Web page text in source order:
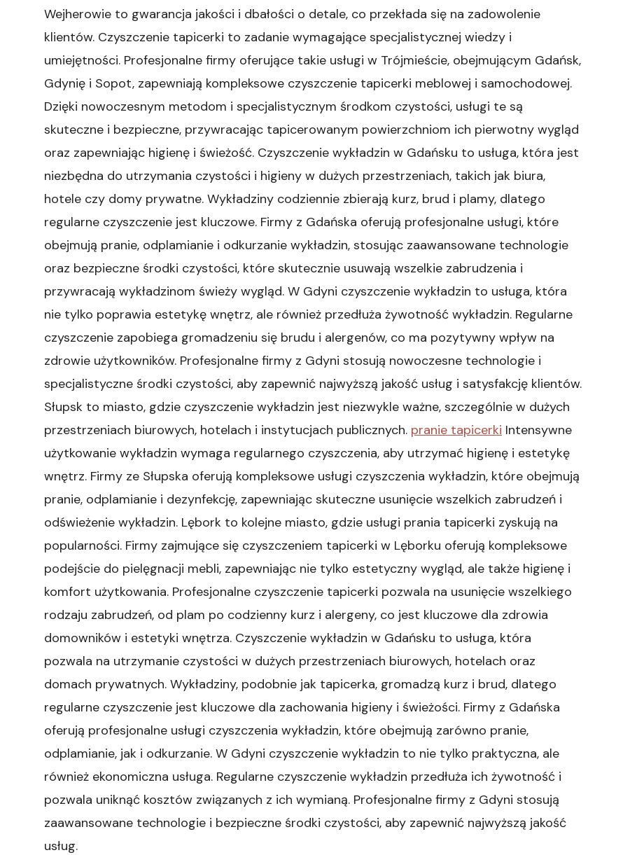
Wejherowie to gwarancja jakości i dbałości o detale, co przekłada się na zadowolenie
klientów. Czyszczenie tapicerki to zadanie wymagające specjalistycznej wiedzy i
umiejętności. Profesjonalne firmy oferujące takie usługi w Trójmieście, obejmującym Gdańsk,
Gdynię i Sopot, zapewniają kompleksowe czyszczenie tapicerki meblowej i samochodowej.
Dzięki nowoczesnym metodom i specjalistycznym środkom czystości, usługi te są
skuteczne i bezpieczne, przywracając tapicerowanym powierzchniom ich pierwotny wygląd
oraz zapewniając higienę i świeżość. Czyszczenie wykładzin w Gdańsku to usługa, która jest
niezbędna do utrzymania czystości i higieny w dużych przestrzeniach, takich jak biura,
hotele czy domy prywatne. Wykładziny codziennie zbierają kurz, brud i plamy, dlatego
regularne czyszczenie jest kluczowe. Firmy z Gdańska oferują profesjonalne usługi, które
obejmują pranie, odplamianie i odkurzanie wykładzin, stosując zaawansowane technologie
oraz bezpieczne środki czystości, które skutecznie usuwają wszelkie zabrudzenia i
przywracają wykładzinom świeży wygląd. W Gdyni czyszczenie wykładzin to usługa, która
nie tylko poprawia estetykę wnętrz, ale również przedłuża żywotność wykładzin. Regularne
czyszczenie zapobiega gromadzeniu się brudu i alergenów, co ma pozytywny wpływ na
zdrowie użytkowników. Profesjonalne firmy z Gdyni stosują nowoczesne technologie i
specjalistyczne środki czystości, aby zapewnić najwyższą jakość usług i satysfakcję klientów.
Słupsk to miasto, gdzie czyszczenie wykładzin jest niezwykle ważne, szczególnie w dużych
przestrzeniach biurowych, hotelach i instytucjach publicznych. pranie tapicerki Intensywne
użytkowanie wykładzin wymaga regularnego czyszczenia, aby utrzymać higienę i estetykę
wnętrz. Firmy ze Słupska oferują kompleksowe usługi czyszczenia wykładzin, które obejmują
pranie, odplamianie i dezynfekcję, zapewniając skuteczne usunięcie wszelkich zabrudzeń i
odświeżenie wykładzin. Lębork to kolejne miasto, gdzie usługi prania tapicerki zyskują na
popularności. Firmy zajmujące się czyszczeniem tapicerki w Lęborku oferują kompleksowe
podejście do pielęgnacji mebli, zapewniając nie tylko estetyczny wygląd, ale także higienę i
komfort użytkowania. Profesjonalne czyszczenie tapicerki pozwala na usunięcie wszelkiego
rodzaju zabrudzeń, od plam po codzienny kurz i alergeny, co jest kluczowe dla zdrowia
domowników i estetyki wnętrza. Czyszczenie wykładzin w Gdańsku to usługa, która
pozwala na utrzymanie czystości w dużych przestrzeniach biurowych, hotelach oraz
domach prywatnych. Wykładziny, podobnie jak tapicerka, gromadzą kurz i brud, dlatego
regularne czyszczenie jest kluczowe dla zachowania higieny i świeżości. Firmy z Gdańska
oferują profesjonalne usługi czyszczenia wykładzin, które obejmują zarówno pranie,
odplamianie, jak i odkurzanie. W Gdyni czyszczenie wykładzin to nie tylko praktyczna, ale
również ekonomiczna usługa. Regularne czyszczenie wykładzin przedłuża ich żywotność i
pozwala uniknąć kosztów związanych z ich wymianą. Profesjonalne firmy z Gdyni stosują
zaawansowane technologie i bezpieczne środki czystości, aby zapewnić najwyższą jakość
usług.